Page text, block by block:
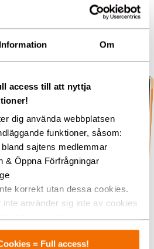
Information Om
access till att nyttja
dig använda webbplatsen
funktioner, såsom:
sajtens medlemmar
& Öppna Förfrågningar
korrekt utan dessa cookies.
använder sig inte av cookies
= Full access!
Dj! Boka Sandra "Choco Canel"
annan underhållning samt ljus &
/ Hela Sverige
Services AB